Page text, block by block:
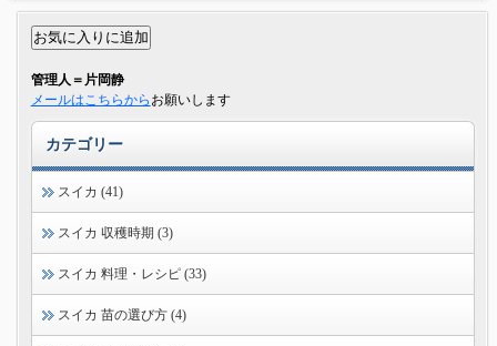
管理人＝片岡静
メールはこちらから お願いします
カテゴリー
スイカ (41)
スイカ 収穫時期 (3)
スイカ 料理・レシピ (33)
スイカ 苗の選び方 (4)